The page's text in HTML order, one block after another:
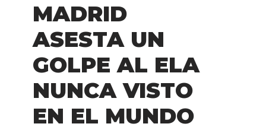
MADRID
ASESTA UN
GOLPE AL ELA
NUNCA VISTO
EN EL MUNDO